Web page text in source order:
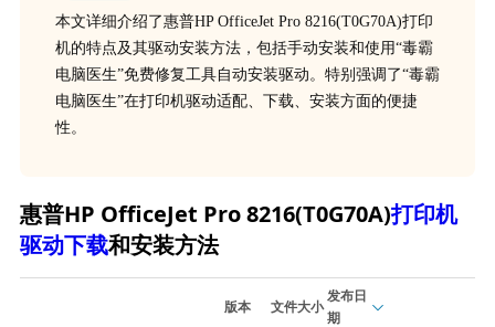
本文详细介绍了惠普HP OfficeJet Pro 8216(T0G70A)打印
机的特点及其驱动安装方法，包括手动安装和使用“毒霸
电脑医生”免费修复工具自动安装驱动。特别强调了“毒霸
电脑医生”在打印机驱动适配、下载、安装方面的便捷
性。
惠普HP OfficeJet Pro 8216(T0G70A)打印机
驱动下载和安装方法
版本 文件大小
发布日
期